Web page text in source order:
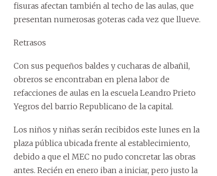
fisuras afectan también al techo de las aulas, que
presentan numerosas goteras cada vez que llueve.
Retrasos
Con sus pequeños baldes y cucharas de albañil,
obreros se encontraban en plena labor de
refacciones de aulas en la escuela Leandro Prieto
Yegros del barrio Republicano de la capital.
Los niños y niñas serán recibidos este lunes en la
plaza pública ubicada frente al establecimiento,
debido a que el MEC no pudo concretar las obras
antes. Recién en enero iban a iniciar, pero justo la